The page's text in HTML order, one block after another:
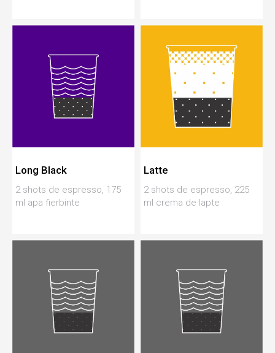
Long Black
2 shots de espresso, 175
ml apa fierbinte
Latte
2 shots de espresso, 225
ml crema de lapte